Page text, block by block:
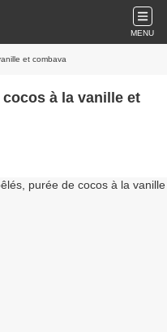
MENU
et combava
à la vanille et